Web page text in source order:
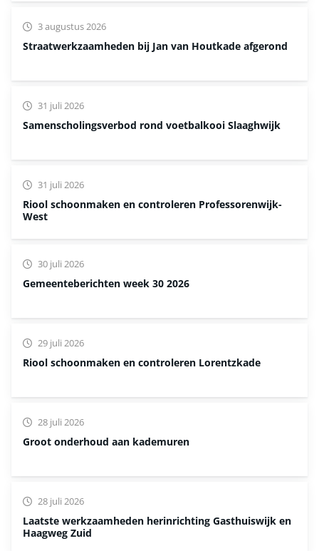
Straatwerkzaamheden bij Jan van Houtkade afgerond
3 augustus 2026
Samenscholingsverbod rond voetbalkooi Slaaghwijk
31 juli 2026
Riool schoonmaken en controleren Professorenwijk-
West
31 juli 2026
Gemeenteberichten week 30 2026
30 juli 2026
Riool schoonmaken en controleren Lorentzkade
29 juli 2026
Groot onderhoud aan kademuren
28 juli 2026
Laatste werkzaamheden herinrichting Gasthuiswijk en
Haagweg Zuid
28 juli 2026